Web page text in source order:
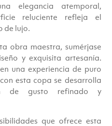
elegancia atemporal,
reluciente refleja el
de lujo.
obra maestra, sumérjase
y exquisita artesanía.
una experiencia de puro
esta copa se desarrolla
de gusto refinado y
que ofrece esta